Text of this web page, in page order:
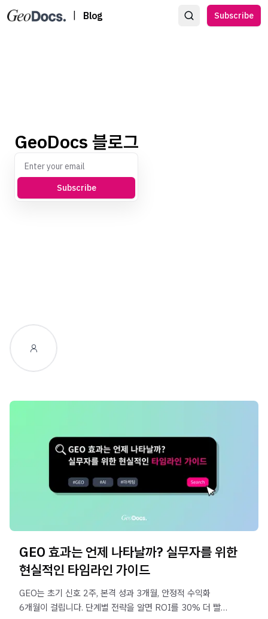
Blog Subscribe
GeoDocs 블로그
Subscribe
GEO 효과는 언제 나타날까? 실무자를 위한
현실적인 타임라인 가이드
GEO는 초기 신호 2주, 본격 성과 3개월, 안정적 수익화
6개월이 걸립니다. 단계별 전략을 알면 ROI를 30% 더 빨리